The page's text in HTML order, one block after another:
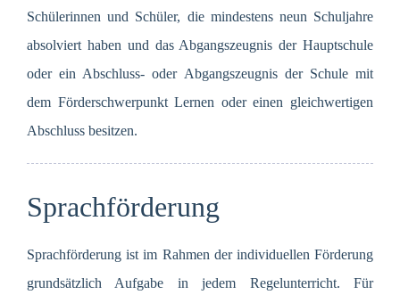
Schülerinnen und Schüler, die mindestens neun Schuljahre
absolviert haben und das Abgangszeugnis der Hauptschule
oder ein Abschluss- oder Abgangszeugnis der Schule mit
dem Förderschwerpunkt Lernen oder einen gleichwertigen
Abschluss besitzen.
Sprachförderung
Sprachförderung ist im Rahmen der individuellen Förderung
grundsätzlich Aufgabe in jedem Regelunterricht. Für